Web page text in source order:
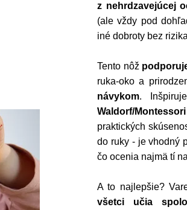
z nehrdzavejúcej
(ale vždy pod
iné dobroty bez
Tento nôž
ruka-oko a
návykom.
Waldorf/
praktických
do ruky - je vhodný
čo ocenia najmä tí
A to najlepšie?
všetci učia